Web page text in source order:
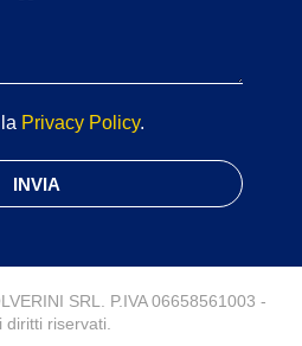
Privacy Policy.
INVIA
SRL. P.IVA 06658561003 -
diritti riservati.